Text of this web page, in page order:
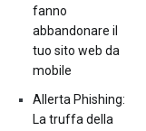
fanno
abbandonare il
tuo sito web da
mobile
Allerta Phishing:
La truffa della